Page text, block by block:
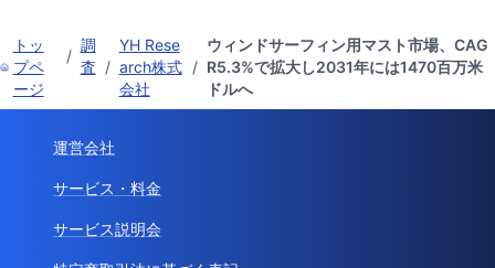
トッ
プペ
ージ
/
調
査 /
YH Rese
arch株式
会社
/
ウィンドサーフィン用マスト市場、CAG
R5.3%で拡大し2031年には1470百万米
ドルへ
運営会社
サービス・料金
サービス説明会